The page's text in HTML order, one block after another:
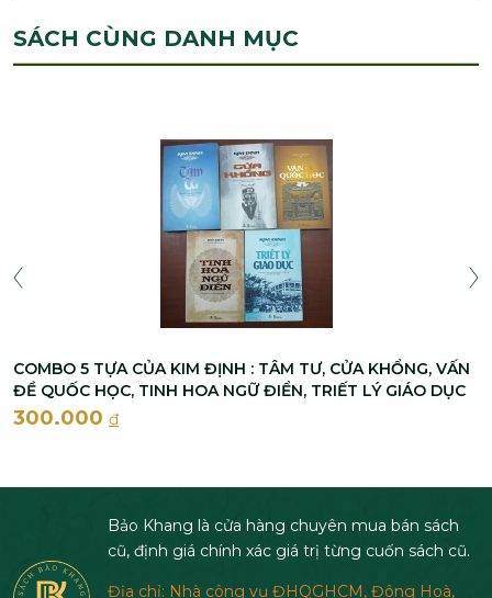
SÁCH CÙNG DANH MỤC
COMBO 5 TỰA CỦA KIM ĐỊNH : TÂM TƯ, CỬA KHỔNG, VẤN
ĐỀ QUỐC HỌC, TINH HOA NGỮ ĐIỂN, TRIẾT LÝ GIÁO DỤC
300.000 đ
Bảo Khang là cửa hàng chuyên mua bán sách
cũ, định giá chính xác giá trị từng cuốn sách cũ.
Địa chỉ: Nhà công vụ ĐHQGHCM, Đông Hoà,